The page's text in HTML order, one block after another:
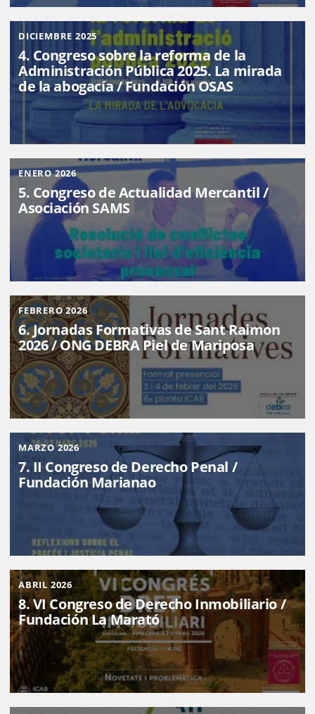
DICIEMBRE 2025
4. Congreso sobre la reforma de la
Administración Pública 2025. La mirada
de la abogacía / Fundación OSAS
ENERO 2026
5. Congreso de Actualidad Mercantil /
Asociación SAMS
FEBRERO 2026
6. Jornadas Formativas de Sant Raimon
2026 / ONG DEBRA Piel de Mariposa
MARZO 2026
7. II Congreso de Derecho Penal /
Fundación Marianao
ABRIL 2026
8. VI Congreso de Derecho Inmobiliario /
Fundación La Marató